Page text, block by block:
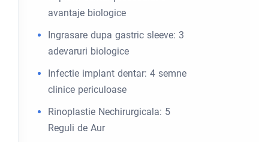
avantaje biologice
Ingrasare dupa gastric sleeve: 3
adevaruri biologice
Infectie implant dentar: 4 semne
clinice periculoase
Rinoplastie Nechirurgicala: 5
Reguli de Aur